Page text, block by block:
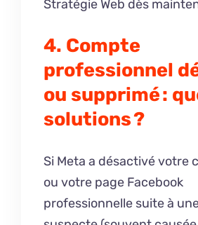
Stratégie Web dès
4. Compte
professionnel
ou supprimé :
solutions ?
Si Meta a désactivé votre
ou votre page Facebook
professionnelle suite à